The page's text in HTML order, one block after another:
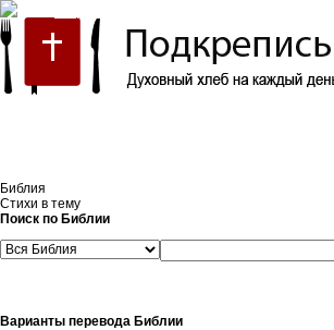
Библия
Стихи в тему
Поиск по Библии
Варианты перевода Библии